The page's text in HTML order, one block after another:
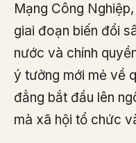
Mạng Công
giai đoạn biến đổi
nước và chính
ý tưởng mới mẻ về
đẳng bắt đầu lên
mà xã hội tổ chức